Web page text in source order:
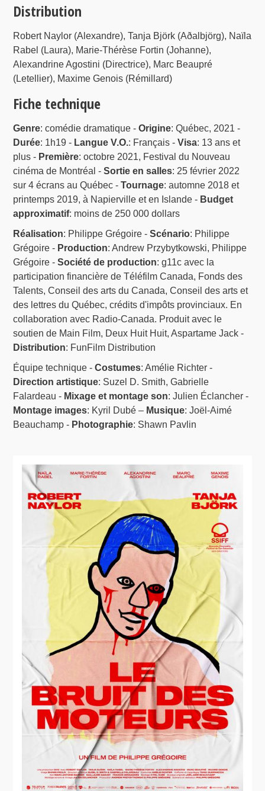
Distribution
Robert Naylor (Alexandre), Tanja Björk (Aðalbjörg), Naïla
Rabel (Laura), Marie-Thérèse Fortin (Johanne),
Alexandrine Agostini (Directrice), Marc Beaupré
(Letellier), Maxime Genois (Rémillard)
Fiche technique
Genre: comédie dramatique -Origine: Québec, 2021 -
Durée: 1h19 - Langue V.O.: Français -Visa: 13 ans et
plus - Première: octobre 2021, Festival du Nouveau
cinéma de Montréal -Sortie en salles: 25 février 2022
sur 4 écrans au Québec -Tournage: automne 2018 et
printemps 2019, à Napierville et en Islande - Budget
approximatif: moins de 250 000 dollars
Réalisation: Philippe Grégoire -Scénario: Philippe
Grégoire - Production: Andrew Przybytkowski, Philippe
Grégoire -Société de production: g11c avec la
participation financière de Téléfilm Canada, Fonds des
Talents, Conseil des arts du Canada, Conseil des arts et
des lettres du Québec, crédits d'impôts provinciaux. En
collaboration avec Radio-Canada. Produit avec le
soutien de Main Film, Deux Huit Huit, Aspartame Jack -
Distribution: FunFilm Distribution
Équipe technique -Costumes: Amélie Richter -
Direction artistique: Suzel D. Smith, Gabrielle
Falardeau - Mixage et montage son: Julien Éclancher -
Montage images: Kyril Dubé – Musique: Joël-Aimé
Beauchamp - Photographie: Shawn Pavlin